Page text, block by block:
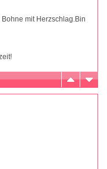
mit Herzschlag.Bin